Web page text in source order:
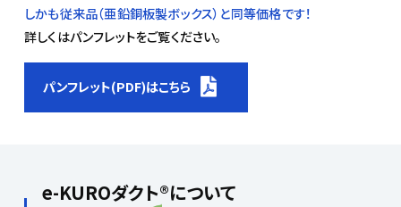
しかも従来品（亜鉛銅板製ボックス）と同等価格です！
詳しくはパンフレットをご覧ください。
パンフレット(PDF)はこちら
e-KUROダクト®について